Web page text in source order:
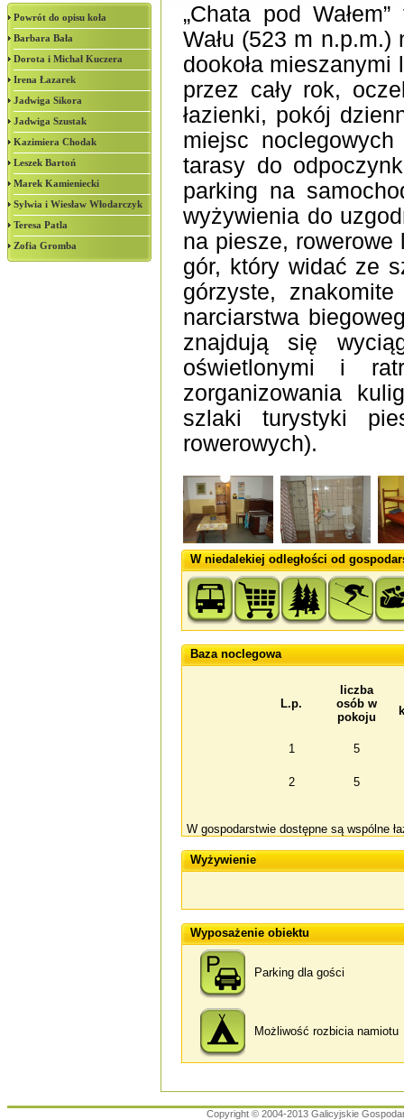
Powrót do opisu koła
Barbara Bała
Dorota i Michał Kuczera
Irena Łazarek
Jadwiga Sikora
Jadwiga Szustak
Kazimiera Chodak
Leszek Bartoń
Marek Kamieniecki
Sylwia i Wiesław Włodarczyk
Teresa Patla
Zofia Gromba
„Chata pod
Wału (523 m n.p.m.)
dookoła
przez cały rok,
łazienki, pokój
miejsc
tarasy do
parking na
wyżywienia do
na piesze,
gór, który widać ze
górzyste,
narciarstwa
znajdują się
oświetlonymi i
zorganizowania
szlaki turystyki
rowerowych).
W niedalekiej odległości od
Baza noclegowa
L.p.
liczba
osób w
pokoju
1 5
2 5
W gospodarstwie dostępne są wspólne
Wyżywienie
Wyposażenie obiektu
Parking dla gości
Możliwość rozbicia namiotu
Copyright © 2004-2013 Galicyjskie